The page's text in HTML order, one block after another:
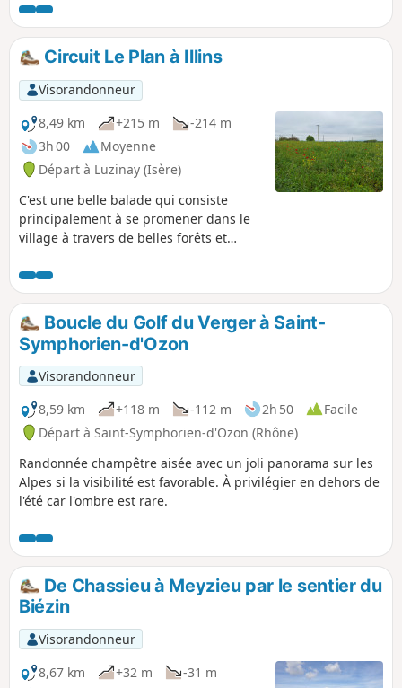
possible d'observer des cigognes posées dans la zone
humide de la vallée de la Sévenne, des hérons cendrés, des
grandes aigrettes. La première partie du parcours, jusqu'au
point (6), se déroule essentiellement en terrain plat sur des
petites routes peu passantes en journée, et quelques petits
chemins. Après le village de Villette-de-Vienne, on peut voir
assez souvent des chevreuils, des faisans sur les hauteurs,
pour ceux qui savent être discrets et observateurs. La fin du
parcours permet de passer près de la Chapelle médiévale
D'Illins (XIe et XIIIe siècles) et son cimetière. Pas de
difficulté particulière d'orientation, Les balises sont rares,
sinon inexistantes.
Circuit Le Plan à Illins
Visorandonneur
8,49 km
+215 m
-214 m
3h 00
Moyenne
Départ à Luzinay (Isère)
C'est une belle balade qui consiste
principalement à se promener dans le
village à travers de belles forêts et
alternative pour éviter les passages
glissants et boueux après de fortes
pluies. Elle passe aussi par un cimetière
historique et une église où tu peux
t'arrêter pour déjeuner.
Boucle du Golf du Verger à Saint-
Symphorien-d'Ozon
Visorandonneur
8,59 km
+118 m -112 m 2h 50
Facile
Départ à Saint-Symphorien-d'Ozon (Rhône)
Randonnée champêtre aisée avec un joli panorama sur les
Alpes si la visibilité est favorable. À privilégier en dehors de
l'été car l'ombre est rare.
De Chassieu à Meyzieu par le sentier du
Biézin
Visorandonneur
8,67 km
+32 m
-31 m